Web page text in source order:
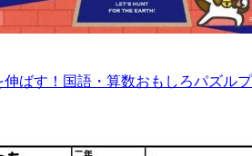
ばす！国語・算数おもしろパズルプ